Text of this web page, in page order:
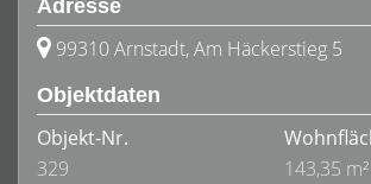
Adresse
99310 Arnstadt, Am Häckerstieg 5
Objektdaten
Objekt-Nr.
329
143,35 m²